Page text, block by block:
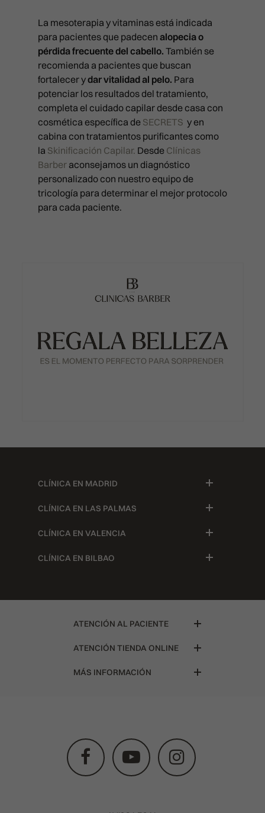
La mesoterapia y vitaminas está indicada
para pacientes que padecen alopecia o
pérdida frecuente del cabello. También se
recomienda a pacientes que buscan
fortalecer ydar vitalidad al pelo. Para
potenciar los resultados del tratamiento,
completa el cuidado capilar desde casa con
cosmética específica de SECRETS y en
cabina con tratamientos purificantes como
la Skinificación Capilar. Desde Clínicas
Barber aconsejamos un diagnóstico
personalizado con nuestro equipo de
tricología para determinar el mejor protocolo
para cada paciente.
CLÍNICA EN MADRID
CLÍNICA EN LAS PALMAS
CLÍNICA EN VALENCIA
CLÍNICA EN BILBAO
ATENCIÓN AL PACIENTE
ATENCIÓN TIENDA ONLINE
MÁS INFORMACIÓN
NEUROMODULADORES
PEELING QUÍMICO
PLEXR
PRP FACIAL
POLINUCLEÓTIDOS
INYECTABLES
REPOSICIÓN DE PÓMULOS
PICOLÁSER MELASMA
RADIOFRECUENCIA FULL
RADIOFRECUENCIA LEGACY
CLÍNICA EN LAS PALMAS
Pérez Galdós, 28. 35002
Las Palmas de Gran Canaria
911 21 24 27
CLÍNICA EN VALENCIA
Calle Císcar 66, bajo CP
911 21 24 27
CLÍNICA EN BILBAO
Ercilla Kalea, 6, Abando
911 21 24 27